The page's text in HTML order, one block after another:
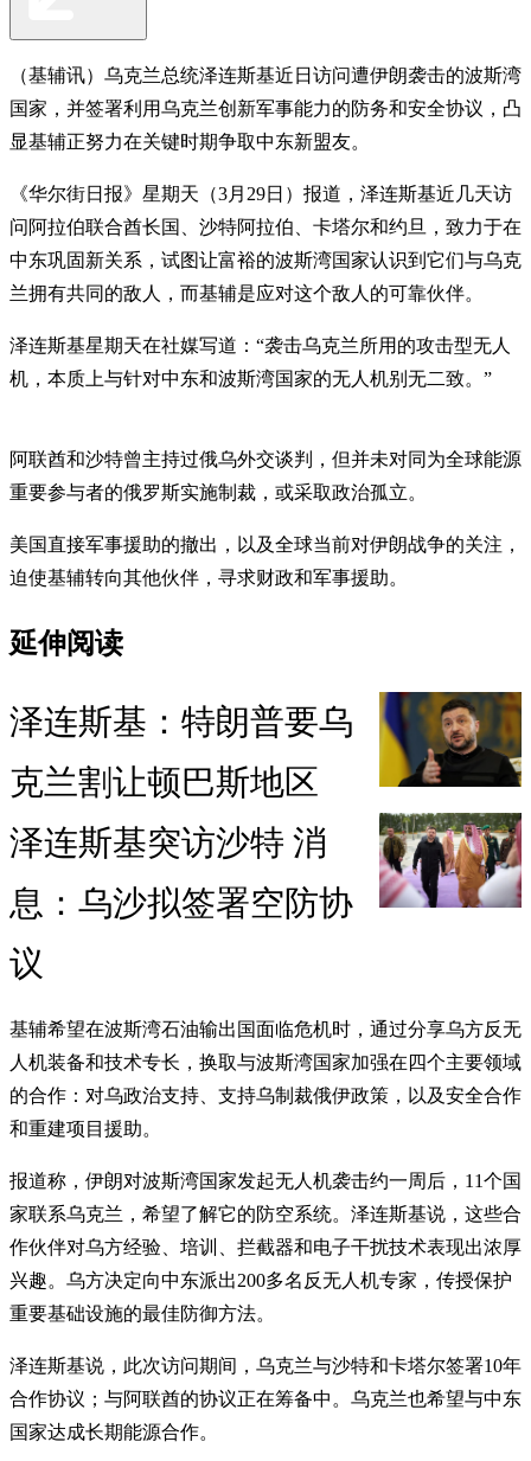
（基辅讯）乌克兰总统泽连斯基近日访问遭伊朗袭击的波斯湾
国家，并签署利用乌克兰创新军事能力的防务和安全协议，凸
显基辅正努力在关键时期争取中东新盟友。
《华尔街日报》星期天（3月29日）报道，泽连斯基近几天访
问阿拉伯联合酋长国、沙特阿拉伯、卡塔尔和约旦，致力于在
中东巩固新关系，试图让富裕的波斯湾国家认识到它们与乌克
兰拥有共同的敌人，而基辅是应对这个敌人的可靠伙伴。
泽连斯基星期天在社媒写道：“袭击乌克兰所用的攻击型无人
机，本质上与针对中东和波斯湾国家的无人机别无二致。”
阿联酋和沙特曾主持过俄乌外交谈判，但并未对同为全球能源
重要参与者的俄罗斯实施制裁，或采取政治孤立。
美国直接军事援助的撤出，以及全球当前对伊朗战争的关注，
迫使基辅转向其他伙伴，寻求财政和军事援助。
延伸阅读
泽连斯基：特朗普要乌
克兰割让顿巴斯地区
泽连斯基突访沙特 消
息：乌沙拟签署空防协
议
基辅希望在波斯湾石油输出国面临危机时，通过分享乌方反无
人机装备和技术专长，换取与波斯湾国家加强在四个主要领域
的合作：对乌政治支持、支持乌制裁俄伊政策，以及安全合作
和重建项目援助。
报道称，伊朗对波斯湾国家发起无人机袭击约一周后，11个国
家联系乌克兰，希望了解它的防空系统。泽连斯基说，这些合
作伙伴对乌方经验、培训、拦截器和电子干扰技术表现出浓厚
兴趣。乌方决定向中东派出200多名反无人机专家，传授保护
重要基础设施的最佳防御方法。
泽连斯基说，此次访问期间，乌克兰与沙特和卡塔尔签署10年
合作协议；与阿联酋的协议正在筹备中。乌克兰也希望与中东
国家达成长期能源合作。